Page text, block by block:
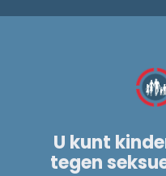
U kunt
tegen